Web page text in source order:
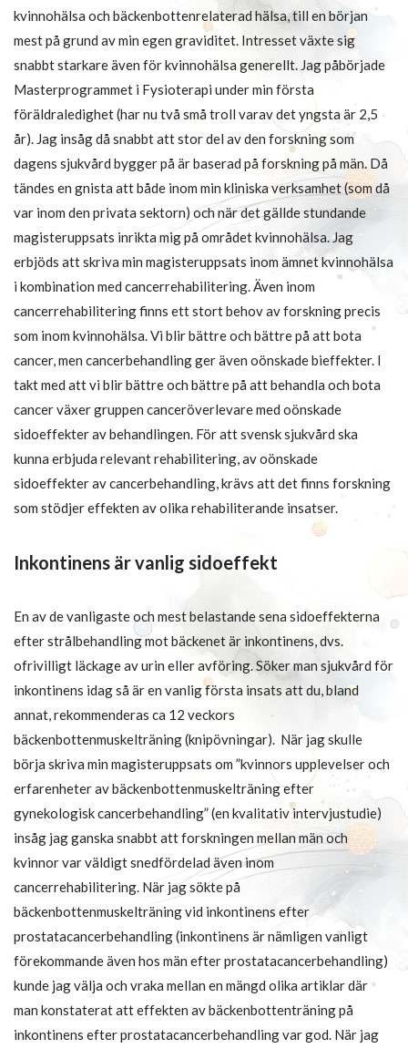
kvinnohälsa och bäckenbottenrelaterad hälsa, till en början
mest på grund av min egen graviditet. Intresset växte sig
snabbt starkare även för kvinnohälsa generellt. Jag påbörjade
Masterprogrammet i Fysioterapi under min första
föräldraledighet (har nu två små troll varav det yngsta är 2,5
år). Jag insåg då snabbt att stor del av den forskning som
dagens sjukvård bygger på är baserad på forskning på män. Då
tändes en gnista att både inom min kliniska verksamhet (som då
var inom den privata sektorn) och när det gällde stundande
magisteruppsats inrikta mig på området kvinnohälsa. Jag
erbjöds att skriva min magisteruppsats inom ämnet kvinnohälsa
i kombination med cancerrehabilitering. Även inom
cancerrehabilitering finns ett stort behov av forskning precis
som inom kvinnohälsa. Vi blir bättre och bättre på att bota
cancer, men cancerbehandling ger även oönskade bieffekter. I
takt med att vi blir bättre och bättre på att behandla och bota
cancer växer gruppen canceröverlevare med oönskade
sidoeffekter av behandlingen. För att svensk sjukvård ska
kunna erbjuda relevant rehabilitering, av oönskade
sidoeffekter av cancerbehandling, krävs att det finns forskning
som stödjer effekten av olika rehabiliterande insatser.
Inkontinens är vanlig sidoeffekt
En av de vanligaste och mest belastande sena sidoeffekterna
efter strålbehandling mot bäckenet är inkontinens, dvs.
ofrivilligt läckage av urin eller avföring. Söker man sjukvård för
inkontinens idag så är en vanlig första insats att du, bland
annat, rekommenderas ca 12 veckors
bäckenbottenmuskelträning (knipövningar). När jag skulle
börja skriva min magisteruppsats om ”kvinnors upplevelser och
erfarenheter av bäckenbottenmuskelträning efter
gynekologisk cancerbehandling” (en kvalitativ intervjustudie)
insåg jag ganska snabbt att forskningen mellan män och
kvinnor var väldigt snedfördelad även inom
cancerrehabilitering. När jag sökte på
bäckenbottenmuskelträning vid inkontinens efter
prostatacancerbehandling (inkontinens är nämligen vanligt
förekommande även hos män efter prostatacancerbehandling)
kunde jag välja och vraka mellan en mängd olika artiklar där
man konstaterat att effekten av bäckenbottenträning på
inkontinens efter prostatacancerbehandling var god. När jag